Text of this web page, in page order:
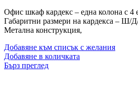
Офис шкаф кардекс – една колона с 4
Габаритни размери на кардекса – Ш/
Метална конструкция,
Добавяне към списък с желания
Добавяне в количката
Бърз преглед